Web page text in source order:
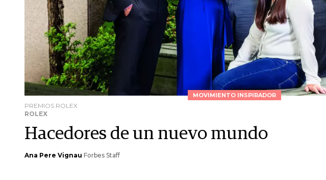
MOVIMIENTO INSPIRADOR
PREMIOS ROLEX
ROLEX
Hacedores de un nuevo mundo
Ana Pere Vignau Forbes Staff